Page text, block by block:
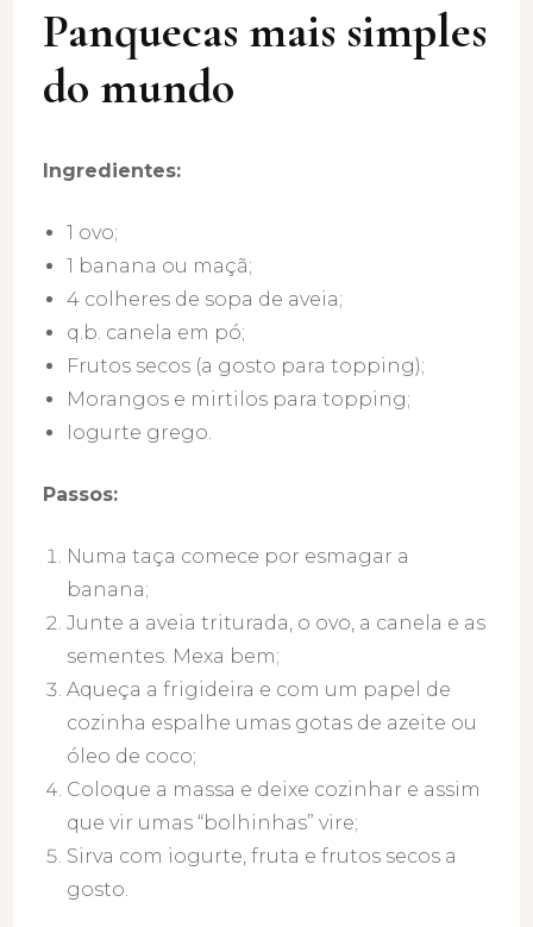
Panquecas mais simples
do mundo
Ingredientes:
1 ovo;
1 banana ou maçã;
4 colheres de sopa de aveia;
q.b. canela em pó;
Frutos secos (a gosto para topping);
Morangos e mirtilos para topping;
Iogurte grego.
Passos:
Numa taça comece por esmagar a
banana;
Junte a aveia triturada, o ovo, a canela e as
sementes. Mexa bem;
Aqueça a frigideira e com um papel de
cozinha espalhe umas gotas de azeite ou
óleo de coco;
Coloque a massa e deixe cozinhar e assim
que vir umas “bolhinhas” vire;
Sirva com iogurte, fruta e frutos secos a
gosto.